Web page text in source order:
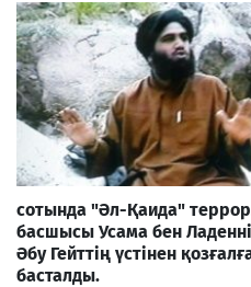
сотында "Әл-Қаида"
басшысы Усама бен
Әбу Гейттің үстінен
басталды.